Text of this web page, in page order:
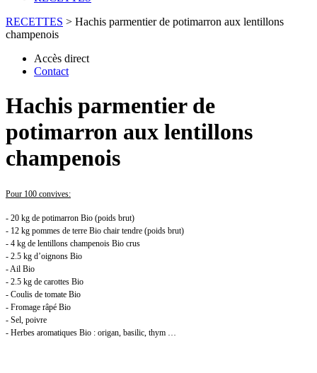
RECETTES > Hachis parmentier de potimarron aux lentillons
champenois
Accès direct
Contact
Hachis parmentier de
potimarron aux lentillons
champenois
Pour 100 convives:
- 20 kg de potimarron Bio (poids brut)
- 12 kg pommes de terre Bio chair tendre (poids brut)
- 4 kg de lentillons champenois Bio crus
- 2.5 kg d’oignons Bio
- Ail Bio
- 2.5 kg de carottes Bio
- Coulis de tomate Bio
- Fromage râpé Bio
- Sel, poivre
- Herbes aromatiques Bio : origan, basilic, thym …